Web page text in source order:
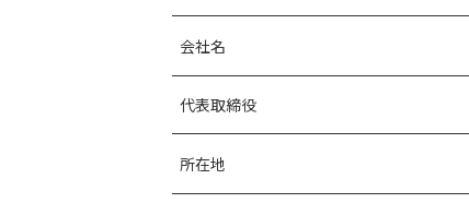
会社名
代表取締役
所在地